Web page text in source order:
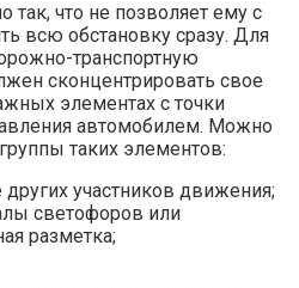
так, что не позволяет ему с
всю обстановку сразу. Для
транспортную
сконцентрировать свое
элементах с точки
автомобилем. Можно
таких элементов:
участников движения;
светофоров или
разметка;